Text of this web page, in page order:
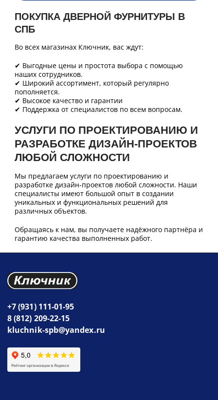
ПОКУПКА ДВЕРНОЙ ФУРНИТУРЫ В
СПБ
Во всех магазинах Ключник, вас ждут:
✔ Выгодные цены и простота выбора с помощью
наших сотрудников.
✔ Широкий ассортимент, который регулярно
пополняется.
✔ Высокое качество и гарантии
✔ Поддержка от специалистов по всем вопросам.
УСЛУГИ ПО ПРОЕКТИРОВАНИЮ И
РАЗРАБОТКЕ ДИЗАЙН-ПРОЕКТОВ
ЛЮБОЙ СЛОЖНОСТИ
Мы предлагаем услуги по проектированию и
разработке дизайн-проектов любой сложности. Наши
специалисты имеют большой опыт в создании
уникальных и функциональных решений для
различных объектов.
Обращаясь к нам, вы получаете надёжного партнёра и
гарантию качества выполненных работ.
+7 (931) 111-01-95
8 (812) 209-22-15
kluchnik-spb@yandex.ru